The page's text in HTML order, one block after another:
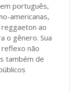
português,
americanas,
ao
o gênero. Sua
não
também de